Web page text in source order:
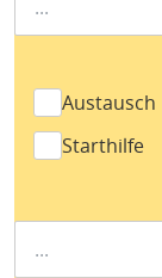
Austausch
Starthilfe